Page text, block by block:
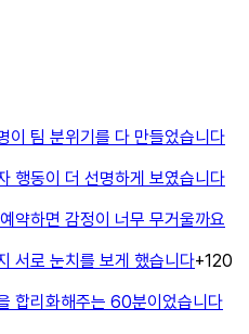
이 팀 분위기를 다 만들었습니다
행동이 더 선명하게 보였습니다
약하면 감정이 너무 무거울까요
서로 눈치를 보게 했습니다+120
합리화해주는 60분이었습니다